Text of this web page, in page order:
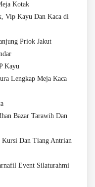
Kotak
Vip Kayu Dan Kaca di
Priok Jakut
Kayu
Lengkap Meja Kaca
Bazar Tarawih Dan
Kursi Dan Tiang Antrian
Event Silaturahmi